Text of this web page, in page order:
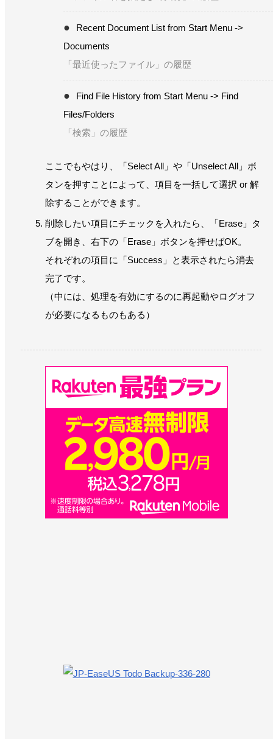
Recent Document List from Start Menu ->
Documents
「最近使ったファイル」の履歴
Find File History from Start Menu -> Find
Files/Folders
「検索」の履歴
ここでもやはり、「Select All」や「Unselect All」ボ
タンを押すことによって、項目を一括して選択 or 解
除することができます。
削除したい項目にチェックを入れたら、「Erase」タ
ブを開き、右下の「Erase」ボタンを押せばOK。
それぞれの項目に「Success」と表示されたら消去
完了です。
（中には、処理を有効にするのに再起動やログオフ
が必要になるものもある）